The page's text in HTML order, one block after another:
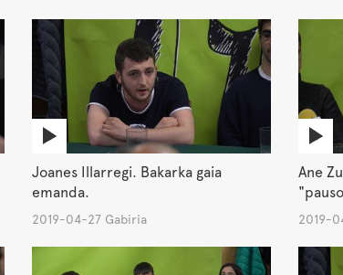
Joanes Illarregi. Bakarka gaia
emanda.
2019-04-27 Gabiria
Ane
2019-